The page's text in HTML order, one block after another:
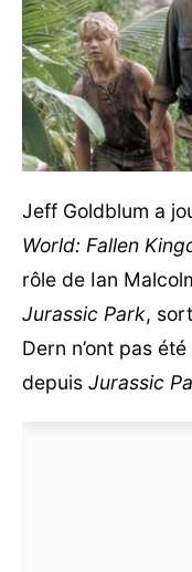
Jeff Goldblum a
World: Fallen
rôle de Ian
Jurassic Park,
Dern n’ont pas
depuis Jurassic